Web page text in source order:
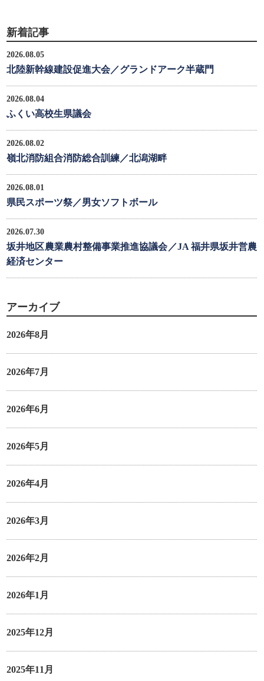
新着記事
2026.08.05
北陸新幹線建設促進大会／グランドアーク半蔵門
2026.08.04
ふくい高校生県議会
2026.08.02
嶺北消防組合消防総合訓練／北潟湖畔
2026.08.01
県民スポーツ祭／男女ソフトボール
2026.07.30
坂井地区農業農村整備事業推進協議会／JA 福井県坂井営農
経済センター
アーカイブ
2026年8月
2026年7月
2026年6月
2026年5月
2026年4月
2026年3月
2026年2月
2026年1月
2025年12月
2025年11月